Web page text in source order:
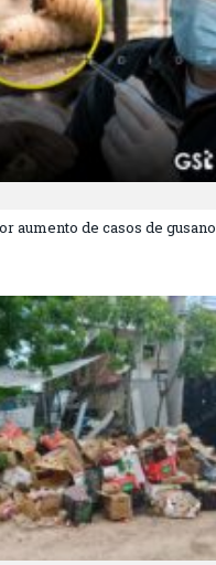
aumento de casos de gusano